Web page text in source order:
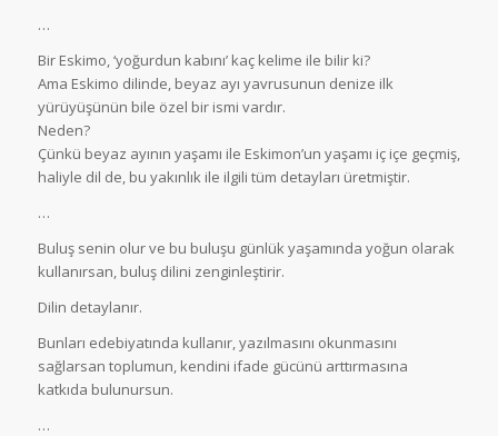
…
Bir Eskimo, ‘yoğurdun kabını’ kaç kelime ile bilir ki?
Ama Eskimo dilinde, beyaz ayı yavrusunun denize ilk
yürüyüşünün bile özel bir ismi vardır.
Neden?
Çünkü beyaz ayının yaşamı ile Eskimon’un yaşamı iç içe geçmiş,
haliyle dil de, bu yakınlık ile ilgili tüm detayları üretmiştir.
…
Buluş senin olur ve bu buluşu günlük yaşamında yoğun olarak
kullanırsan, buluş dilini zenginleştirir.
Dilin detaylanır.
Bunları edebiyatında kullanır, yazılmasını okunmasını
sağlarsan toplumun, kendini ifade gücünü arttırmasına
katkıda bulunursun.
…